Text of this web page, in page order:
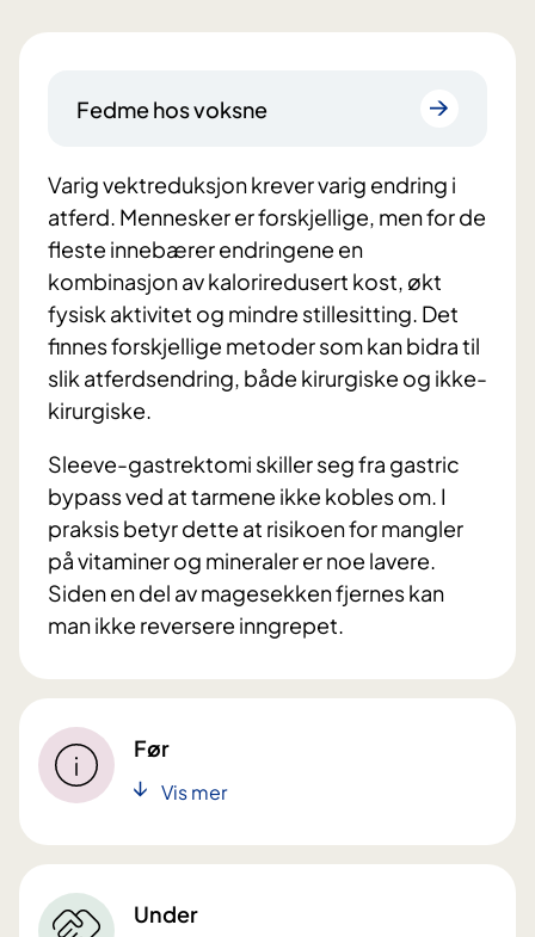
Fedme hos voksne
Varig vektreduksjon krever varig endring i
atferd. Mennesker er forskjellige, men for de
fleste innebærer endringene en
kombinasjon av kaloriredusert kost, økt
fysisk aktivitet og mindre stillesitting. Det
finnes forskjellige metoder som kan bidra til
slik atferdsendring, både kirurgiske og ikke-
kirurgiske.
Sleeve-gastrektomi skiller seg fra gastric
bypass ved at tarmene ikke kobles om. I
praksis betyr dette at risikoen for mangler
på vitaminer og mineraler er noe lavere.
Siden en del av magesekken fjernes kan
man ikke reversere inngrepet.
Før
Vis mer
Under